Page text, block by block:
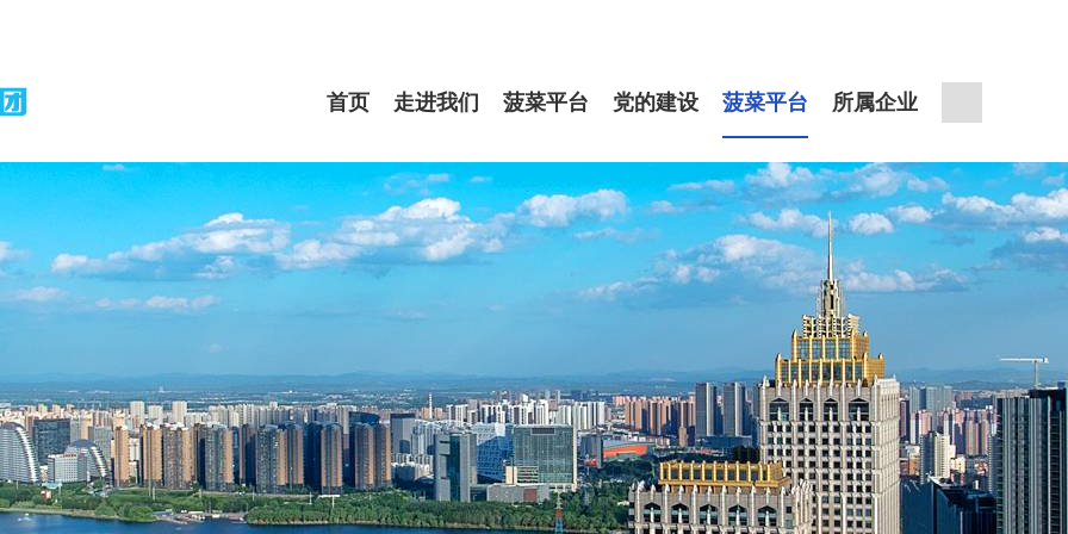
首页 走进我们 菠菜平台 党的建设 菠菜平台 所属企业